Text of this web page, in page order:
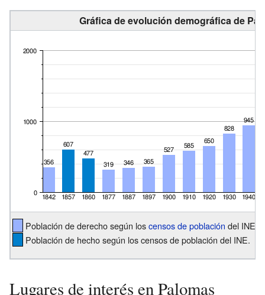
Gráfica de evolución demográfica de
Población de derecho según loscensos de población del INE.
Población de hecho según los censos de población del INE.
Lugares de interés en Palomas